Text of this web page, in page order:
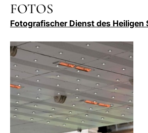
FOTOS
Fotografischer Dienst des Heiligen